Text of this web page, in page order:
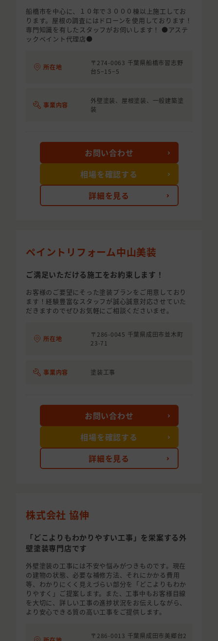
船橋市を中心に、１０年で３０００棟以上施工してお
ります。屋根の調査にはドローンを使用しております！
専門知識を有したスタッフがお伺いします！ ●アステ
ックペイント代理店●
所在地
〒274-0063 千葉県船橋市習志野
台5−15−5
事業内容
外壁塗装、屋根塗装、一般建築塗
装
詳細を見る
お問い合わせ
相場を確認する
ペイントリフォーム中山美装
ご満足いただける施工をお約束します！
お客様のご要望にそった塗装プランをご用意しており
ます！経験豊富なスタッフが誠心誠意対応させていた
だきますのでぜひお気軽にご相談くださいませ。
所在地
〒286-0045 千葉県成田市並木町
23-71
事業内容 塗装工事
詳細を見る
お問い合わせ
相場を確認する
株式会社 協伸
「どこよりもわかりやすい工事」を栄案する外
壁塗装専門店です
外壁塗装の工事には不安や悩みがつきものです。現在
の建物の状態、必要な補修方法、それにかかる費用
等、わかりにくく見えづらい部分を「どこよりもわか
りやすく」ご提案します。また、工事中もお客様目線
を大切に、詳しい工事の進捗状況をお伝えしながら、
より安心できる質の高い工事をご提供します。
〒286-0013 千葉県成田市美郷台2